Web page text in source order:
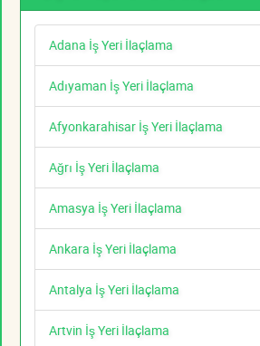
Adana İş Yeri İlaçlama
Adıyaman İş Yeri İlaçlama
Afyonkarahisar İş Yeri İlaçlama
Ağrı İş Yeri İlaçlama
Amasya İş Yeri İlaçlama
Ankara İş Yeri İlaçlama
Antalya İş Yeri İlaçlama
Artvin İş Yeri İlaçlama